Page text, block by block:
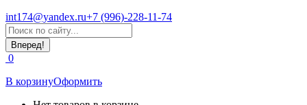
int174@yandex.ru+7 (996)-228-11-74
Страница
WhatsApp
открывается
в
новом
окне
Поиск:
0
В корзинуОформить